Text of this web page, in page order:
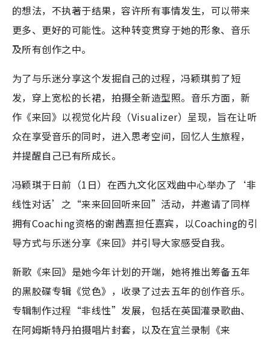
的想法，不执著于结果，容许所有事情发生，可以带来
更多、更好的可能性。这种转变贯穿于她的形象、音乐
及所有创作之中。
为了与乐迷分享这个发掘自己的过程，冯颖琪剪了短
发，穿上宽松的长裙，拍摄全新造型照。音乐方面，新
作《来回》以视觉化片段（Visualizer）呈现，旨在让听
众在享受音乐的同时，进入思考空间，回忆人生旅程，
并提醒自己已有所成长。
冯颖琪于日前（1日）在西九文化区戏曲中心举办了‘非
线性对话’之“来来回回听来回”活动，并邀请了同样
拥有Coaching资格的谢茜嘉担任嘉宾，以Coaching的引
导方式与乐迷分享《来回》并引导大家感受自我。
新歌《来回》是她今年计划的开端，她将推出筹备五年
的黑胶碟专辑《觉色》，收录了过去五年的创作音乐。
专辑制作过程“非线性”发展，包括在英国灌录歌曲、
在阿姆斯特丹拍摄唱片封套，以及在宜兰录制《来